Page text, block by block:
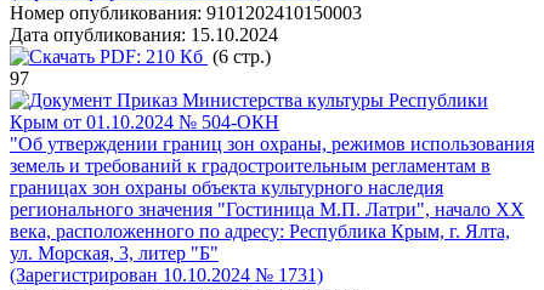
Номер опубликования: 9101202410150003
Дата опубликования: 15.10.2024
PDF: 210 Кб (6 стр.)
97
Приказ Министерства культуры Республики
Крым от 01.10.2024 № 504-ОКН
"Об утверждении границ зон охраны, режимов использования
земель и требований к градостроительным регламентам в
границах зон охраны объекта культурного наследия
регионального значения "Гостиница М.П. Латри", начало XX
века, расположенного по адресу: Республика Крым, г. Ялта,
ул. Морская, 3, литер "Б"
(Зарегистрирован 10.10.2024 № 1731)